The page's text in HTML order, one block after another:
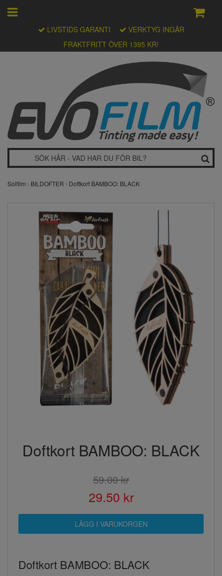
FRAKTFRITT ÖVER 1395 KR!
LIVSTIDS GARANTI VERKTYG INGÅR
Solfilm BILDOFTER Doftkort BAMBOO: BLACK
Doftkort BAMBOO: BLACK
59.00 kr
29.50 kr
Doftkort BAMBOO: BLACK